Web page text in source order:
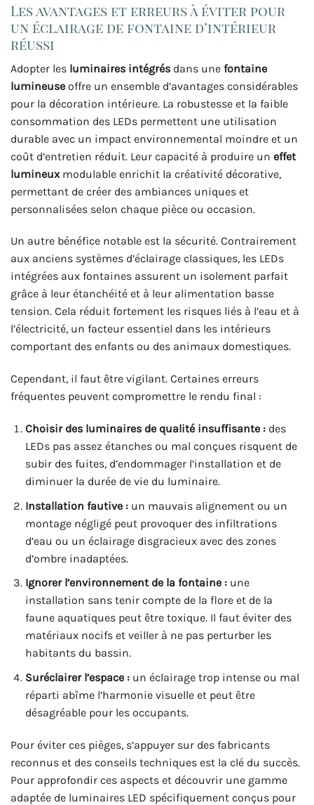
Les avantages et erreurs à éviter pour
un éclairage de fontaine d’intérieur
réussi
Adopter les luminaires intégrés dans une fontaine
lumineuse offre un ensemble d’avantages considérables
pour la décoration intérieure. La robustesse et la faible
consommation des LEDs permettent une utilisation
durable avec un impact environnemental moindre et un
coût d’entretien réduit. Leur capacité à produire un effet
lumineuxmodulable enrichit la créativité décorative,
permettant de créer des ambiances uniques et
personnalisées selon chaque pièce ou occasion.
Un autre bénéfice notable est la sécurité. Contrairement
aux anciens systèmes d’éclairage classiques, les LEDs
intégrées aux fontaines assurent un isolement parfait
grâce à leur étanchéité et à leur alimentation basse
tension. Cela réduit fortement les risques liés à l’eau et à
l’électricité, un facteur essentiel dans les intérieurs
comportant des enfants ou des animaux domestiques.
Cependant, il faut être vigilant. Certaines erreurs
fréquentes peuvent compromettre le rendu final :
Choisir des luminaires de qualité insuffisante :des
LEDs pas assez étanches ou mal conçues risquent de
subir des fuites, d’endommager l’installation et de
diminuer la durée de vie du luminaire.
Installation fautive :un mauvais alignement ou un
montage négligé peut provoquer des infiltrations
d’eau ou un éclairage disgracieux avec des zones
d’ombre inadaptées.
Ignorer l’environnement de la fontaine :une
installation sans tenir compte de la flore et de la
faune aquatiques peut être toxique. Il faut éviter des
matériaux nocifs et veiller à ne pas perturber les
habitants du bassin.
Suréclairer l’espace :un éclairage trop intense ou mal
réparti abîme l’harmonie visuelle et peut être
désagréable pour les occupants.
Pour éviter ces pièges, s’appuyer sur des fabricants
reconnus et des conseils techniques est la clé du succès.
Pour approfondir ces aspects et découvrir une gamme
adaptée de luminaires LED spécifiquement conçus pour